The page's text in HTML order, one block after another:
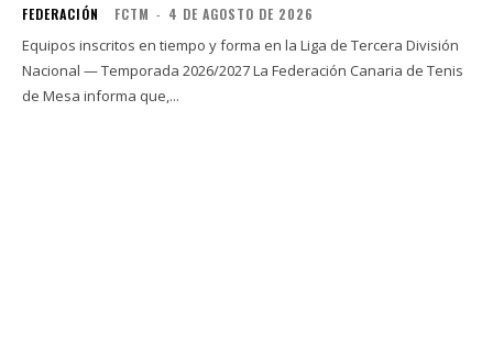
FEDERACIÓN FCTM - 4 DE AGOSTO DE 2026
Equipos inscritos en tiempo y forma en la Liga de Tercera División
Nacional — Temporada 2026/2027 La Federación Canaria de Tenis
de Mesa informa que,...